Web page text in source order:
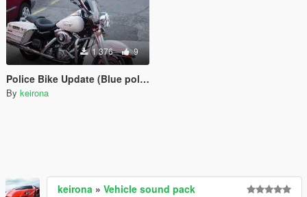
1 376 9
Police Bike Update (Blue police lights )
By keirona
keirona » Vehicle sound pack